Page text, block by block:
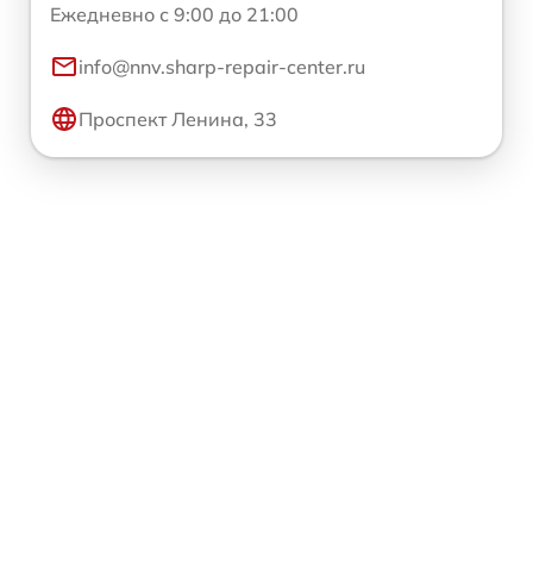
Ежедневно с 9:00 до 21:00
info@nnv.sharp-repair-center.ru
Проспект Ленина, 33